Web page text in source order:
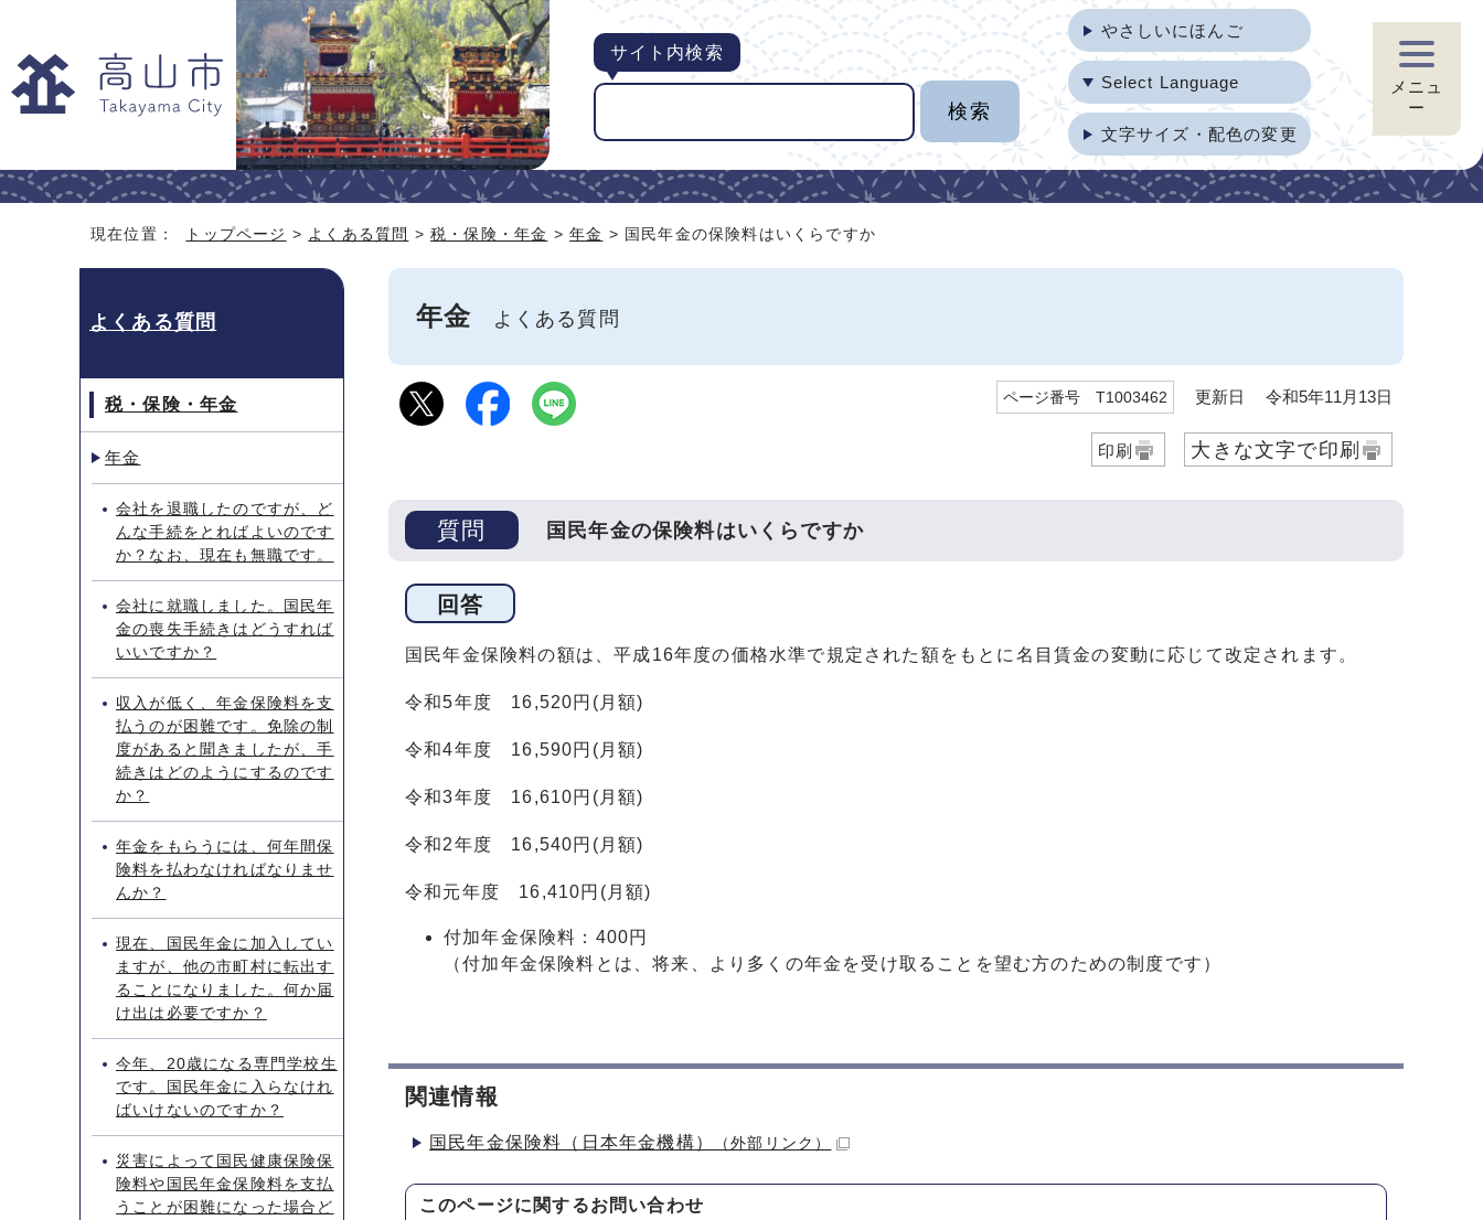
サイト内検索
やさしいにほんご
Select Language
文字サイズ・配色の変更
メニュ
ー
現在位置： トップページ > よくある質問 >税・保険・年金 >年金 > 国民年金の保険料はいくらですか
年金 よくある質問
ページ番号 T1003462 更新日 令和5年11月13日
印刷 大きな文字で印刷
質問 国民年金の保険料はいくらですか
回答
国民年金保険料の額は、平成16年度の価格水準で規定された額をもとに名目賃金の変動に応じて改定されます。
令和5年度 16,520円(月額)
令和4年度 16,590円(月額)
令和3年度 16,610円(月額)
令和2年度 16,540円(月額)
令和元年度 16,410円(月額)
付加年金保険料：400円
（付加年金保険料とは、将来、より多くの年金を受け取ることを望む方のための制度です）
関連情報
国民年金保険料（日本年金機構） （外部リンク）
このページに関するお問い合わせ
よくある質問
税・保険・年金
年金
会社を退職したのですが、ど
んな手続をとればよいのです
か？なお、現在も無職です。
会社に就職しました。国民年
金の喪失手続きはどうすれば
いいですか？
収入が低く、年金保険料を支
払うのが困難です。免除の制
度があると聞きましたが、手
続きはどのようにするのです
か？
年金をもらうには、何年間保
険料を払わなければなりませ
んか？
現在、国民年金に加入してい
ますが、他の市町村に転出す
ることになりました。何か届
け出は必要ですか？
今年、20歳になる専門学校生
です。国民年金に入らなけれ
ばいけないのですか？
災害によって国民健康保険保
険料や国民年金保険料を支払
うことが困難になった場合ど